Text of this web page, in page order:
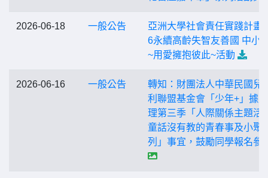
2026-06-18 一般公告
亞洲大學社會責任實踐計畫-
6永續高齡失智友善國 中小
~用愛擁抱彼此~活動
2026-06-16 一般公告
轉知：財團法人中華民國兒
利聯盟基金會「少年+」據
理第三季「人際關係主題活
童話沒有教的青春事及小聚
列」事宜，鼓勵同學報名參